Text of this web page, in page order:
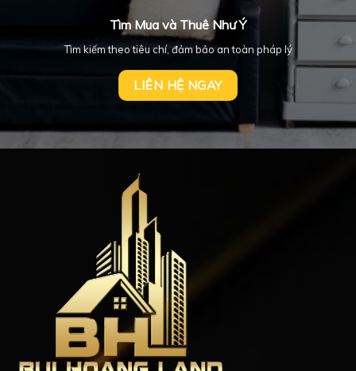
Tìm Mua và Thuê Như Ý
Tìm kiếm theo tiêu chí, đảm bảo an toàn pháp lý
LIÊN HỆ NGAY